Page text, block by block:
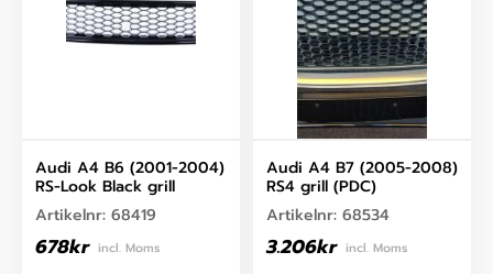
Audi A4 B6 (2001-2004)
RS-Look Black grill
Artikelnr: 68419
678kr incl. Moms
Audi A4 B7 (2005-2008)
RS4 grill (PDC)
Artikelnr: 68534
3.206kr incl. Moms